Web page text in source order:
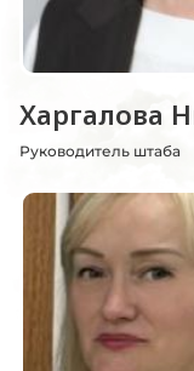
Харгалова
Руководитель штаба